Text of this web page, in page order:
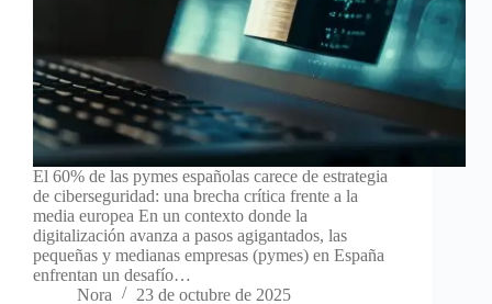
El 60% de las pymes españolas carece de estrategia
de ciberseguridad: una brecha crítica frente a la
media europea En un contexto donde la
digitalización avanza a pasos agigantados, las
pequeñas y medianas empresas (pymes) en España
enfrentan un desafío…
Nora
23 de octubre de 2025